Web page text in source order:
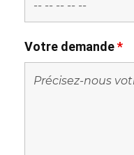
Votre demande*